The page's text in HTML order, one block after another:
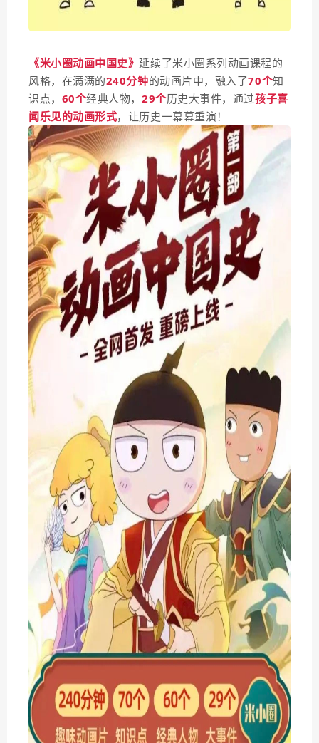
《米小圈动画中国史》延续了米小圈系列动画课程的
风格，在满满的240分钟的动画片中，融入了70个知
识点， 60个经典人物，29个历史大事件，通过孩子喜
闻乐见的动画形式，让历史一幕幕重演！